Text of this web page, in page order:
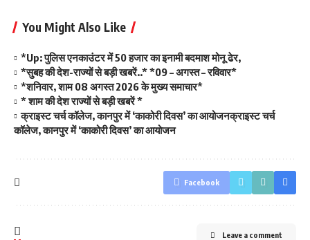
You Might Also Like
*Up: पुलिस एनकाउंटर में 50 हजार का इनामी बदमाश मोनू ढेर,
*सुबह की देश-राज्यों से बड़ी खबरें..* *09 – अगस्त – रविवार*
*शनिवार, शाम 08 अगस्त 2026 के मुख्य समाचार*
* शाम की देश राज्यों से बड़ी खबरें *
क्राइस्ट चर्च कॉलेज, कानपुर में ‘काकोरी दिवस’ का आयोजनक्राइस्ट चर्च
कॉलेज, कानपुर में ‘काकोरी दिवस’ का आयोजन
Facebook
Leave a comment